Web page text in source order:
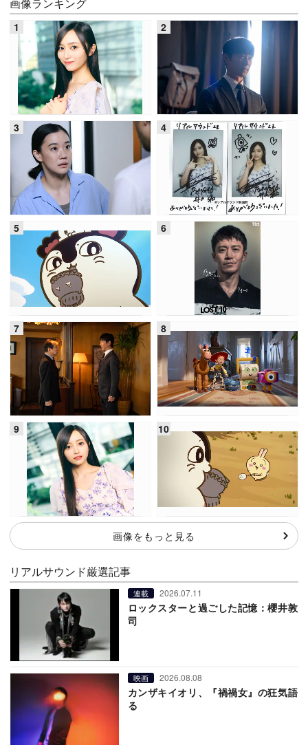
画像ランキング
画像をもっと見る
リアルサウンド厳選記事
連載 2026.07.11
ロックスターと過ごした記憶：櫻井敦
司
映画 2026.08.08
カンザキイオリ、『禍禍女』の狂気語
る